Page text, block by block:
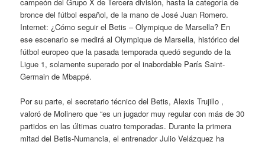
bronce del fútbol español, de la mano de José Juan Romero.
Internet: ¿Cómo seguir el Betis – Olympique de Marsella? En
ese escenario se medirá al Olympique de Marsella, histórico del
fútbol europeo que la pasada temporada quedó segundo de la
Ligue 1, solamente superado por el inabordable París Saint-
Germain de Mbappé.
Por su parte, el secretario técnico del Betis, Alexis Trujillo ,
valoró de Molinero que “es un jugador muy regular con más de 30
partidos en las últimas cuatro temporadas. Durante la primera
mitad del Betis-Numancia, el entrenador Julio Velázquez ha